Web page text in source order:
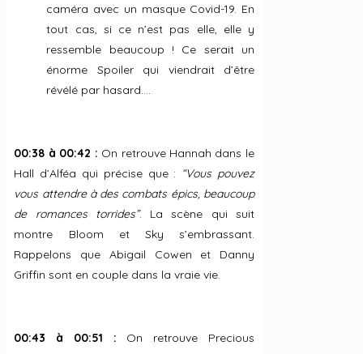
caméra avec un masque Covid-19. En
tout cas, si ce n’est pas elle, elle y
ressemble beaucoup ! Ce serait un
énorme Spoiler qui viendrait d’être
révélé par hasard….
00:38 à 00:42 : On retrouve Hannah dans le
Hall d’Alféa qui précise que : “Vous pouvez
vous attendre à des combats épics, beaucoup
de romances torrides”. La scène qui suit
montre Bloom et Sky s’embrassant.
Rappelons que Abigail Cowen et Danny
Griffin sont en couple dans la vraie vie.
00:43 à 00:51 : On retrouve Precious